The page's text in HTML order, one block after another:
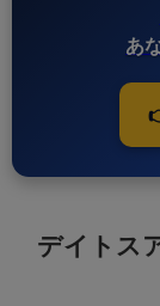
あ
デイトス